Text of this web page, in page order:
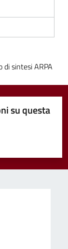
di sintesi ARPA
su questa